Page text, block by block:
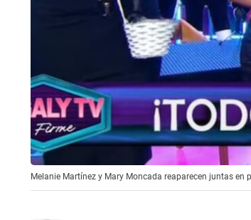
Melanie Martínez y Mary Moncada reaparecen juntas